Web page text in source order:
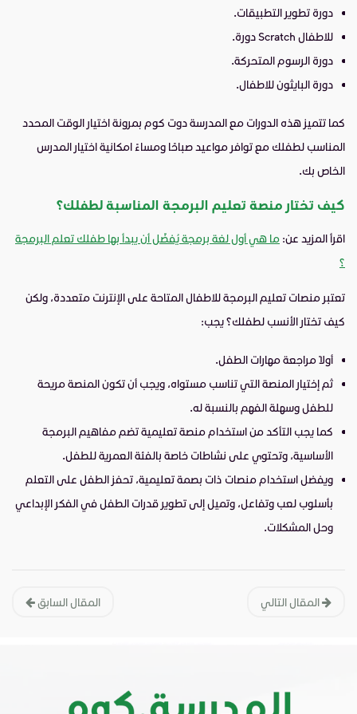
دورة تطوير التطبيقات.
للاطفال Scratch دورة.
دورة الرسوم المتحركة.
دورة البايثون للاطفال.
كما تتميز هذه الدورات مع المدرسة دوت كوم بمرونة اختيار الوقت المحدد
المناسب لطفلك مع توافر مواعيد صباحًا ومساءً امكانية اختيار المدرس
الخاص بك.
كيف تختار منصة تعليم البرمجة المناسبة لطفلك؟
اقرأ المزيد عن: ما هي أول لغة برمجة يُفضَّل أن يبدأ بها طفلك تعلم البرمجة
؟
تعتبر منصات تعليم البرمجة للاطفال المتاحة على الإنترنت متعددة، ولكن
كيف تختار الأنسب لطفلك؟ يجب:
أولاً مراجعة مهارات الطفل.
ثم إختيار المنصة التي تناسب مستواه، ويجب أن تكون المنصة مريحة
للطفل وسهلة الفهم بالنسبة له.
كما يجب التأكد من استخدام منصة تعليمية تضم مفاهيم البرمجة
الأساسية، وتحتوي على نشاطات خاصة بالفئة العمرية للطفل.
ويفضل استخدام منصات ذات بصمة تعليمية، تحفز الطفل على التعلم
بأسلوب لعب وتفاعل، وتميل إلى تطوير قدرات الطفل في الفكر الإبداعي
وحل المشكلات.
المقال السابق المقال التالي